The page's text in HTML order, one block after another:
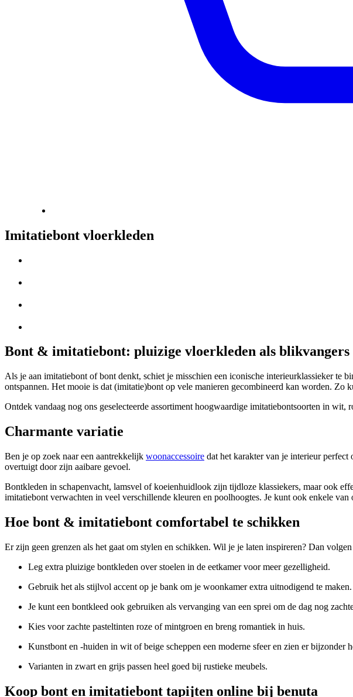
Imitatiebont vloerkleden
Bont & imitatiebont: pluizige vloerkleden als blikvangers
Als je aan imitatiebont of bont denkt, schiet je misschien een iconische interieurklassieker te
ontspannen. Het mooie is dat (imitatie)bont op vele manieren gecombineerd kan worden. Zo
Ontdek vandaag nog ons geselecteerde assortiment hoogwaardige imitatiebontsoorten in
Charmante variatie
Ben je op zoek naar een aantrekkelijk woonaccessoire dat het karakter van je interieur perfect
overtuigt door zijn aaibare gevoel.
Bontkleden in schapenvacht, lamsvel of koeienhuidlook zijn tijdloze klassiekers, maar ook
imitatiebont verwachten in veel verschillende kleuren en poolhoogtes. Je kunt ook enkele van
Hoe bont & imitatiebont comfortabel te schikken
Er zijn geen grenzen als het gaat om stylen en schikken. Wil je je laten inspireren? Dan
Leg extra pluizige bontkleden over stoelen in de eetkamer voor meer gezelligheid.
Gebruik het als stijlvol accent op je bank om je woonkamer extra uitnodigend te maken.
Je kunt een bontkleed ook gebruiken als vervanging van een sprei om de dag nog
Kies voor zachte pasteltinten roze of mintgroen en breng romantiek in huis.
Kunstbont en -huiden in wit of beige scheppen een moderne sfeer en zien er bijzonder
Varianten in zwart en grijs passen heel goed bij rustieke meubels.
Koop bont en imitatiebont tapijten online bij benuta